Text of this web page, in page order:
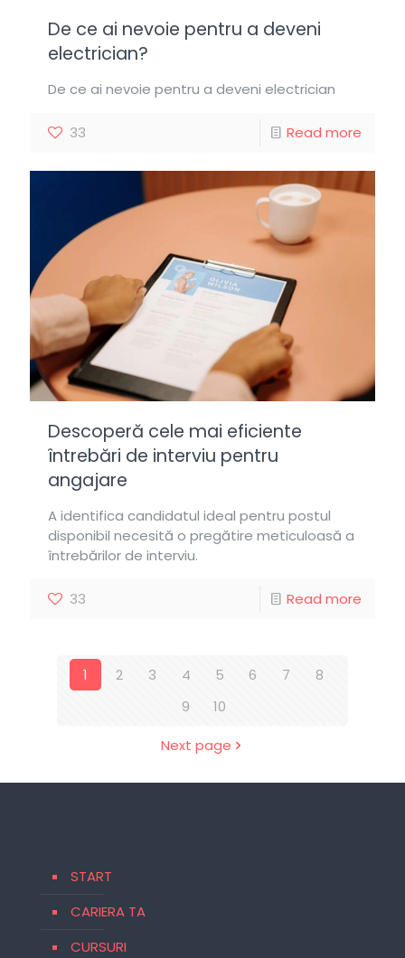
De ce ai nevoie pentru a deveni
electrician?
De ce ai nevoie pentru a deveni electrician
33 Read more
Descoperă cele mai eficiente
întrebări de interviu pentru
angajare
A identifica candidatul ideal pentru postul
disponibil necesită o pregătire meticuloasă a
întrebărilor de interviu.
33 Read more
1 2 3 4 5 6 7
8
9
10
Next page
START
CARIERA TA
CURSURI